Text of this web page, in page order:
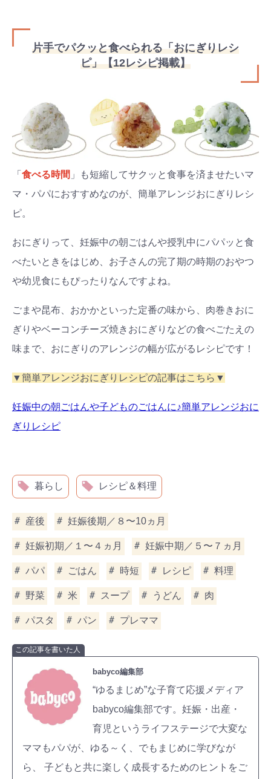
片手でパクッと食べられる「おにぎりレシ
ピ」【12レシピ掲載】
「 食べる時間 」も短縮してサクッと食事を済ませたいマ
マ・パパにおすすめなのが、簡単アレンジおにぎりレシ
ピ。
おにぎりって、妊娠中の朝ごはんや授乳中にパパッと食
べたいときをはじめ、お子さんの完了期の時期のおやつ
や幼児食にもぴったりなんですよね。
ごまや昆布、おかかといった定番の味から、肉巻きおに
ぎりやベーコンチーズ焼きおにぎりなどの食べごたえの
味まで、おにぎりのアレンジの幅が広がるレシピです！
▼簡単アレンジおにぎりレシピの記事はこちら▼
妊娠中の朝ごはんや子どものごはんに♪簡単アレンジおに
ぎりレシピ
暮らし レシピ＆料理
産後 妊娠後期／８〜10ヵ月
妊娠初期／１〜４ヵ月 妊娠中期／５〜７ヵ月
パパ ごはん 時短 レシピ 料理
野菜 米 スープ うどん 肉
パスタ パン プレママ
この記事を書いた人
babyco編集部
“ゆるまじめ”な子育て応援メディア
babyco編集部です。妊娠・出産・
育児というライフステージで大変な
ママもパパが、ゆる～く、でもまじめに学びなが
ら、 子どもと共に楽しく成長するためのヒントをご